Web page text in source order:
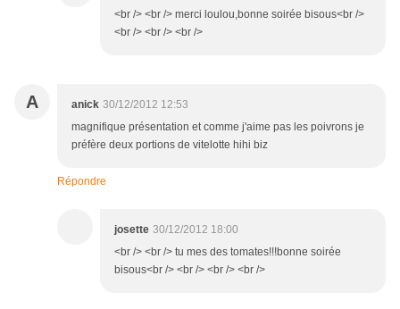
<br /> <br /> merci loulou,bonne soirée bisous<br />
<br /> <br /> <br />
A anick 30/12/2012 12:53
magnifique présentation et comme j'aime pas les poivrons je
préfère deux portions de vitelotte hihi biz
Répondre
josette 30/12/2012 18:00
<br /> <br /> tu mes des tomates!!!bonne soirée
bisous<br /> <br /> <br /> <br />